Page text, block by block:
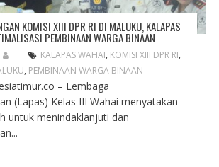
KOMISI XIII DPR RI DI MALUKU, KALAPAS
PEMBINAAN WARGA BINAAN
KALAPAS WAHAI, KOMISI XIII DPR RI,
, PEMBINAAN WARGA BINAAN
– Lembaga
(Lapas) Kelas III Wahai menyatakan
untuk menindaklanjuti dan